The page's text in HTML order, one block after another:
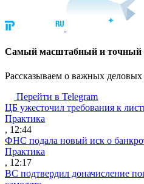
Cамый масштабный и точный
Рассказываем о важных
Перейти в Telegram
ЦБ ужесточил требования к
Практика
, 12:44
ФНС подала новый иск о
Практика
, 12:17
ВС подтвердил доначисление